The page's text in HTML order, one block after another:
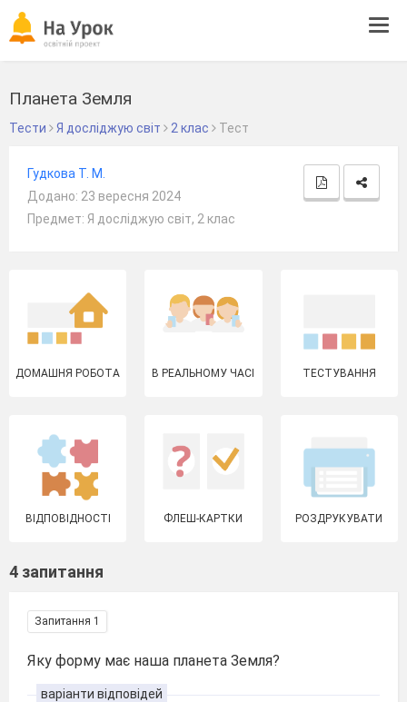
Планета Земля
Тести Я досліджую світ 2 клас Тест
Гудкова Т. М.
Додано: 23 вересня 2024
Предмет: Я досліджую світ, 2 клас
ДОМАШНЯ РОБОТА В РЕАЛЬНОМУ ЧАСІ ТЕСТУВАННЯ
ВІДПОВІДНОСТІ ФЛЕШ-КАРТКИ РОЗДРУКУВАТИ
4 запитання
Запитання 1
Яку форму має наша планета Земля?
варіанти відповідей